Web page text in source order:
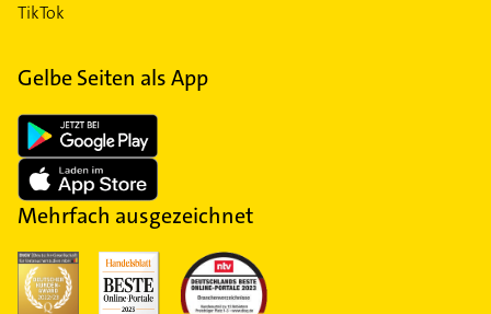
TikTok
Gelbe Seiten als App
Mehrfach ausgezeichnet